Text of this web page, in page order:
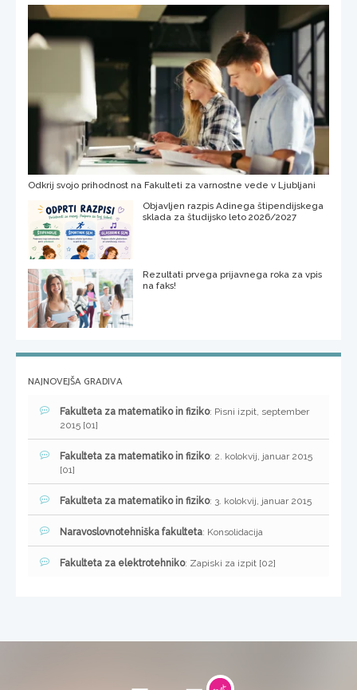
Odkrij svojo prihodnost na Fakulteti za varnostne vede v Ljubljani
Objavljen razpis Adinega štipendijskega
sklada za študijsko leto 2026/2027
Rezultati prvega prijavnega roka za vpis
na faks!
NAJNOVEJŠA GRADIVA
Fakulteta za matematiko in fiziko: Pisni izpit, september
2015 [01]
Fakulteta za matematiko in fiziko: 2. kolokvij, januar 2015
[01]
Fakulteta za matematiko in fiziko: 3. kolokvij, januar 2015
Naravoslovnotehniška fakulteta: Konsolidacija
Fakulteta za elektrotehniko: Zapiski za izpit [02]